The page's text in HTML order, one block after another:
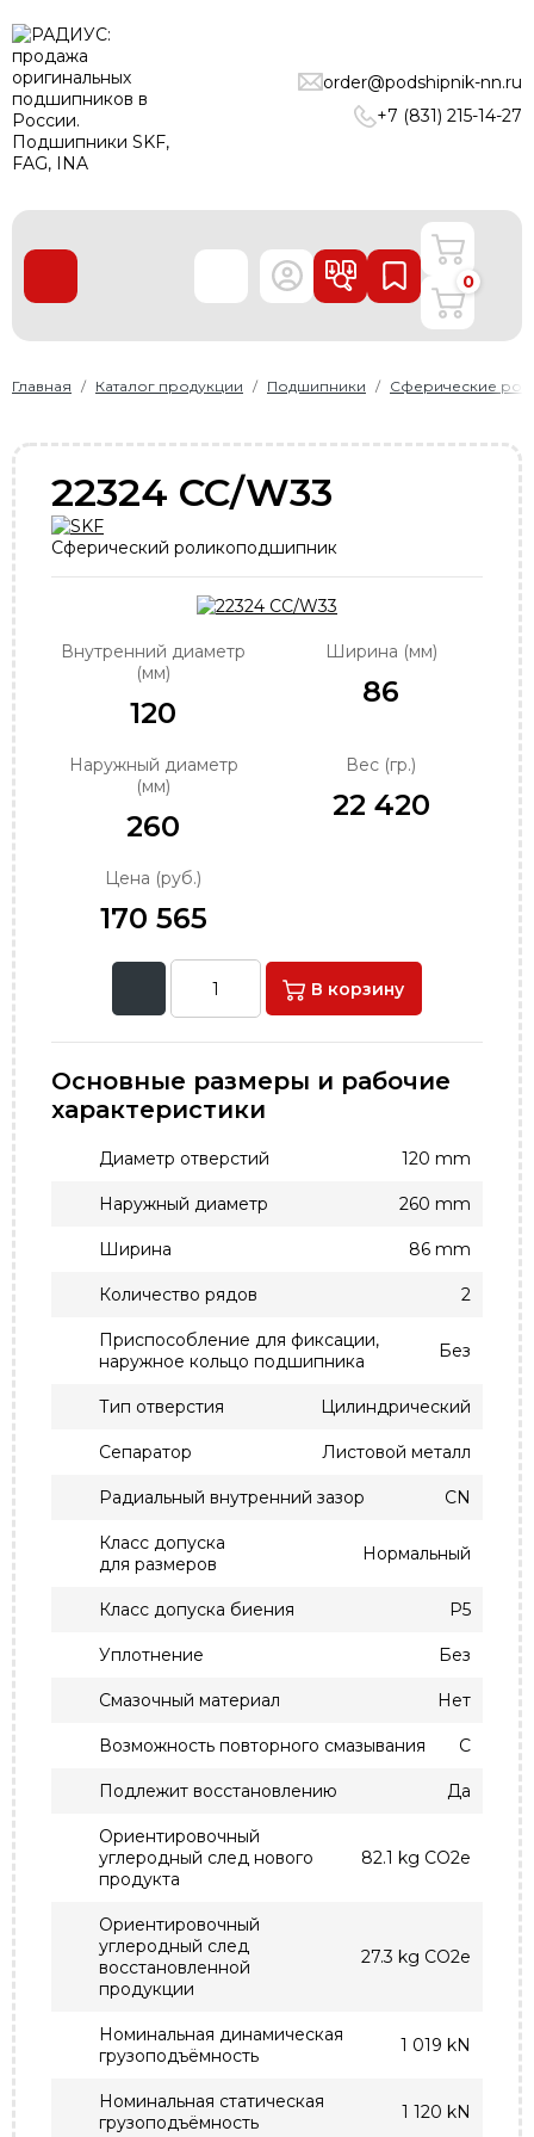
order@podshipnik-nn.ru
+7 (831) 215-14-27
ПОДШИПНИКИ
ЛИНЕЙНЫЕ ТЕХНОЛОГИИ
РЕМНИ
О нас
Доставка и оплата
+7 (831) 215-14-27
order@podshipnik-nn.ru
0
Главная Каталог продукции Подшипники Сферические
22324 CC/W33
Сферический роликоподшипник
Внутренний диаметр
(мм)
120
Ширина (мм)
86
Наружный диаметр
(мм)
260
Вес (гр.)
22 420
Цена (руб.)
170 565
В корзину
Основные размеры и рабочие
характеристики
Диаметр отверстий 120 mm
Наружный диаметр 260 mm
Ширина 86 mm
Количество рядов 2
Приспособление для фиксации,
наружное кольцо подшипника
Без
Тип отверстия Цилиндрический
Сепаратор Листовой металл
Радиальный внутренний зазор CN
Класс допуска
для размеров
Нормальный
Класс допуска биения P5
Уплотнение Без
Смазочный материал Нет
Возможность повторного смазывания С
Подлежит восстановлению Да
Ориентировочный
углеродный след нового
продукта
82.1 kg CO2e
Ориентировочный
углеродный след
восстановленной
продукции
27.3 kg CO2e
Номинальная динамическая
грузоподъёмность
1 019 kN
Номинальная статическая
грузоподъёмность
1 120 kN